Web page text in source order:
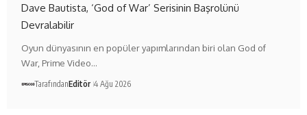
Dave Bautista, ‘God of War’ Serisinin Başrolünü
Devralabilir
Oyun dünyasının en popüler yapımlarından biri olan God of
War, Prime Video…
TarafındanEditör 4 Ağu 2026